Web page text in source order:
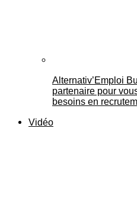
Alternativ’Emploi
partenaire pour
besoins en
Vidéo